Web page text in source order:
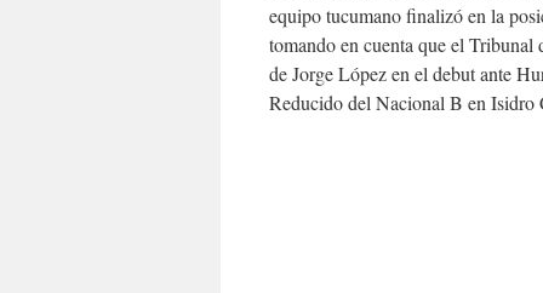
equipo tucumano finalizó en la
tomando en cuenta que el
de Jorge López en el debut ante
Reducido del Nacional B en Isidro